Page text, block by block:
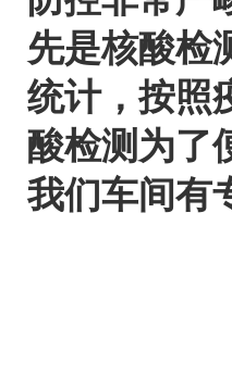
先是核酸检
统计，按照
酸检测为了
我们车间有